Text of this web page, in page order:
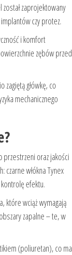
został zaprojektowany
czy protez.
i komfort
zębów przed
główkę, co
mechanicznego
przestrzeni oraz jakości
czarne włókna Tynex
kontrolę efektu.
które wciąż wymagają
zapalne – te, w
(poliuretan), co ma